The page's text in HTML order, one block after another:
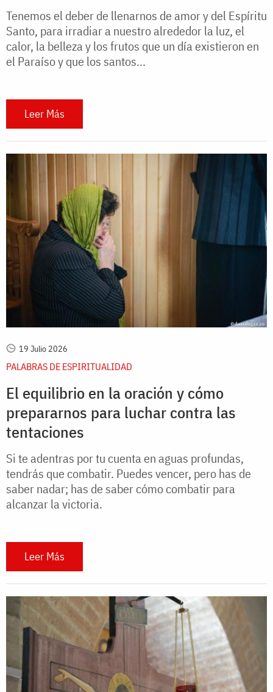
Tenemos el deber de llenarnos de amor y del Espíritu
Santo, para irradiar a nuestro alrededor la luz, el
calor, la belleza y los frutos que un día existieron en
el Paraíso y que los santos...
Leer Más
19 Julio 2026
PALABRAS DE ESPIRITUALIDAD
El equilibrio en la oración y cómo
prepararnos para luchar contra las
tentaciones
Si te adentras por tu cuenta en aguas profundas,
tendrás que combatir. Puedes vencer, pero has de
saber nadar; has de saber cómo combatir para
alcanzar la victoria.
Leer Más